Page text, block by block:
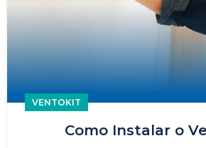
VENTOKIT
Como Instalar o